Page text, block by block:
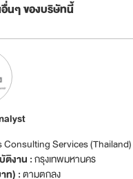
นๆ ของบริษัทนี้
Consulting Services
งาน :กรุงเทพมหานคร
ท) :ตามตกลง